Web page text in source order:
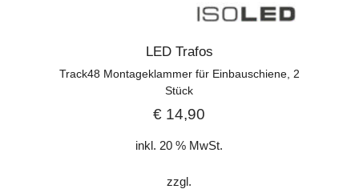
LED Trafos
Track48 Montageklammer für Einbauschiene, 2
Stück
€ 14,90
inkl. 20 % MwSt.
zzgl.